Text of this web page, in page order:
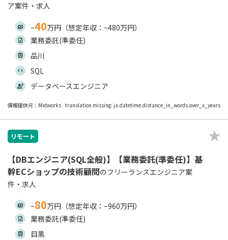
ア案件・求人
~40万円（想定年収：~480万円）
業務委託(準委任)
品川
SQL
データベースエンジニア
情報提供元：Midworks translation missing: ja.datetime.distance_in_words.over_x_years
リモート
【DBエンジニア(SQL全般)】【業務委託(準委任)】基
幹ECショップの技術顧問のフリーランスエンジニア案
件・求人
~80万円（想定年収：~960万円）
業務委託(準委任)
目黒